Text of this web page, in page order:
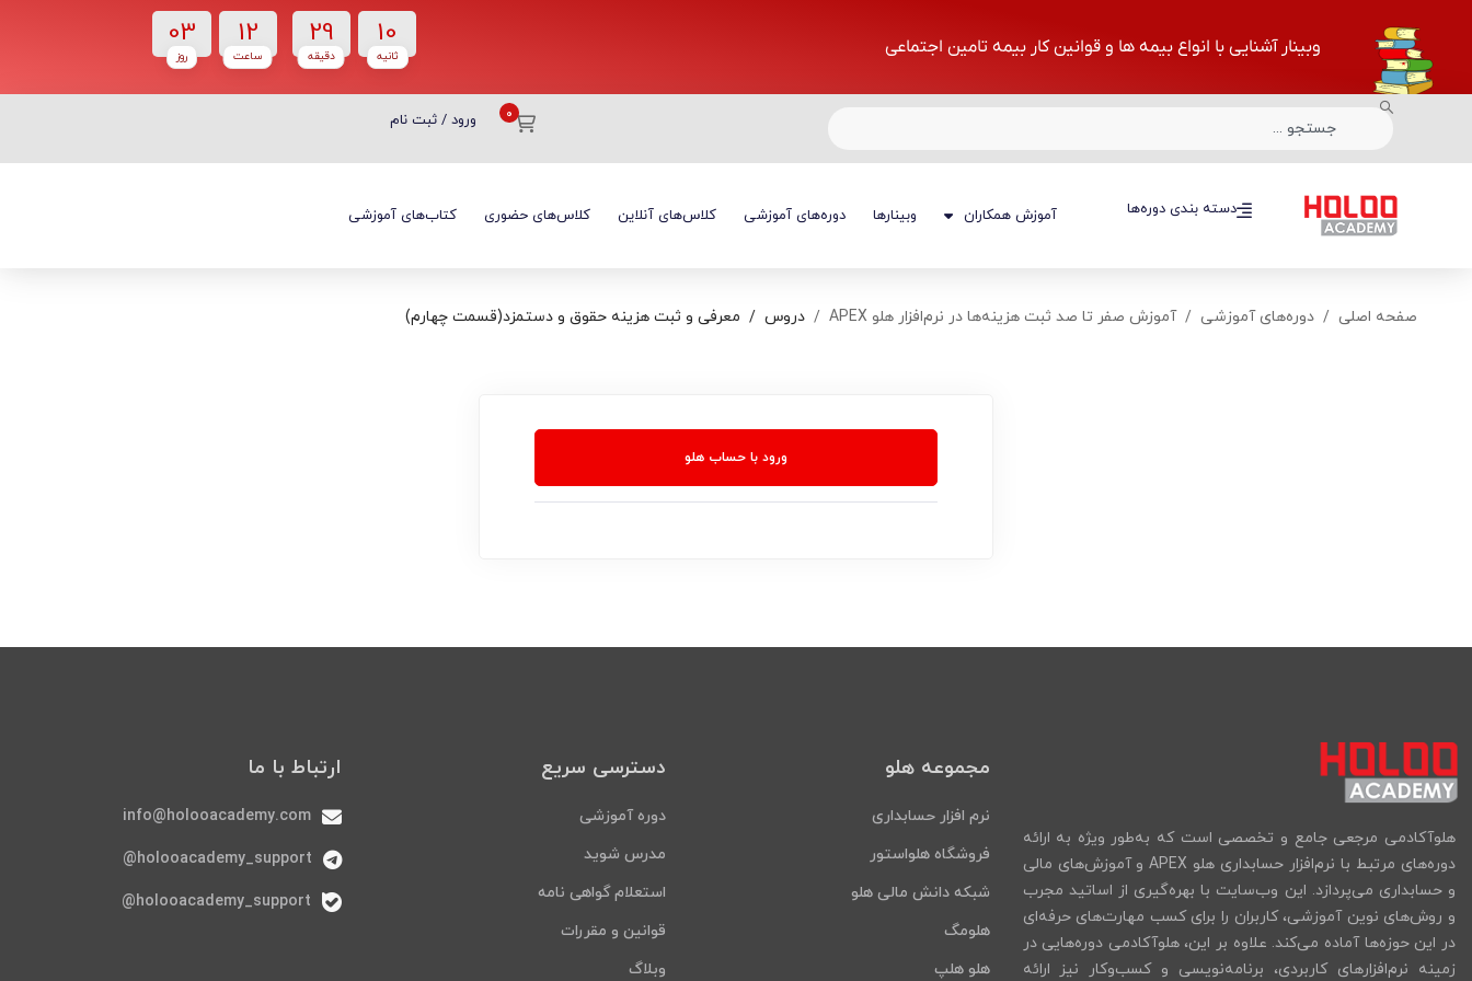
وبینار آشنایی با انواع بیمه ها و قوانین کار بیمه تامین اجتماعی 03
روز
12
ساعت‌
29
دقیقه
09
ثانیه
ورود / ثبت نام
دسته بندی دوره‌ها آموزش همکاران وبینارها دوره‌های آموزشی کلاس‌های آنلاین کلاس‌های حضوری کتاب‌های آموزشی دسته بندی دوره‌ها
صفحه اصلی دوره‌های آموزشی آموزش صفر تا صد ثبت هزینه‌ها در نرم‌افزار هلو APEX دروس معرفی و ثبت هزینه‌ حقوق و دستمزد(قسمت چهارم)
ورود با حساب هلو
هلوآکادمی مرجعی جامع و تخصصی است که به‌طور ویژه به ارائه
دوره‌های مرتبط با نرم‌افزار حسابداری هلو APEX و آموزش‌های مالی
و حسابداری می‌پردازد. این وب‌سایت با بهره‌گیری از اساتید مجرب
و روش‌های نوین آموزشی، کاربران را برای کسب مهارت‌های حرفه‌ای
در این حوزه‌ها آماده می‌کند. علاوه بر این، هلوآکادمی دوره‌هایی در
زمینه نرم‌افزارهای کاربردی، برنامه‌نویسی و کسب‌وکار نیز ارائه
مجموعه هلو
نرم افزار حسابداری
فروشگاه هلواستور
شبکه دانش مالی هلو
هلومگ
هلو هلپ
دسترسی سریع
دوره آموزشی
مدرس شوید
استعلام گواهی نامه
قوانین و مقررات
وبلاگ
ارتباط با ما
info@holooacademy.com
holooacademy_support@
holooacademy_support@